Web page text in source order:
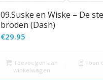
09.Suske en Wiske – De
broden (Dash)
€29.95
Toevoegen aan
winkelwagen
Toon